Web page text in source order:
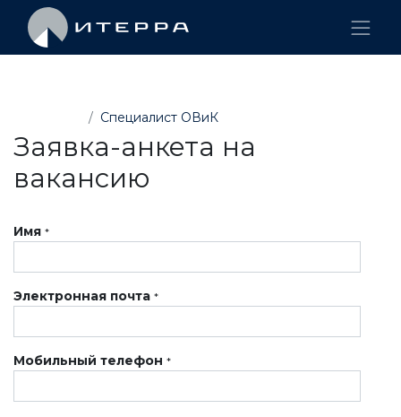
Специалист ОВиК
Заявка-анкета на
вакансию
Имя *
Электронная почта *
Мобильный телефон *